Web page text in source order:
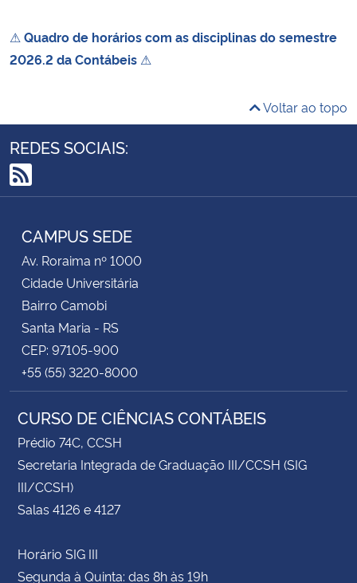
⚠Quadro de horários com as disciplinas do semestre
2026.2 da Contábeis ⚠
Voltar ao topo
REDES SOCIAIS:
RSS
CAMPUS SEDE
Av. Roraima nº 1000
Cidade Universitária
Bairro Camobi
Santa Maria - RS
CEP: 97105-900
+55 (55) 3220-8000
CURSO DE CIÊNCIAS CONTÁBEIS
Prédio 74C, CCSH
Secretaria Integrada de Graduação III/CCSH (SIG
III/CCSH)
Salas 4126 e 4127
Horário SIG III
Segunda à Quinta: das 8h às 19h